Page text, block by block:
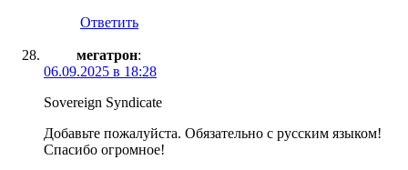
Ответить
мегатрон:
06.09.2025 в 18:28
Sovereign Syndicate
Добавьте пожалуйста. Обязательно с русским языком!
Спасибо огромное!